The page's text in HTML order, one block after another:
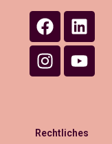
Rechtliches